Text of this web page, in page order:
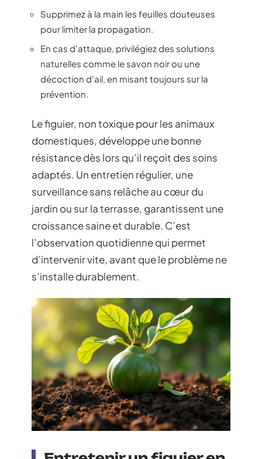
Supprimez à la main les feuilles douteuses
pour limiter la propagation.
En cas d’attaque, privilégiez des solutions
naturelles comme le savon noir ou une
décoction d’ail, en misant toujours sur la
prévention.
Le figuier, non toxique pour les animaux
domestiques, développe une bonne
résistance dès lors qu’il reçoit des soins
adaptés. Un entretien régulier, une
surveillance sans relâche au cœur du
jardin ou sur la terrasse, garantissent une
croissance saine et durable. C’est
l’observation quotidienne qui permet
d’intervenir vite, avant que le problème ne
s’installe durablement.